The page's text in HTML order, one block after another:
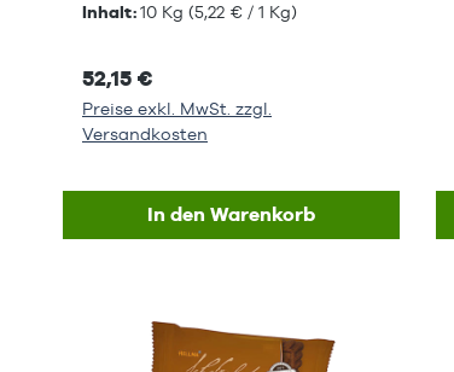
Inhalt:10 Kg (5,22 € / 1 Kg)
52,15 €
Preise exkl. MwSt. zzgl.
Versandkosten
In den Warenkorb